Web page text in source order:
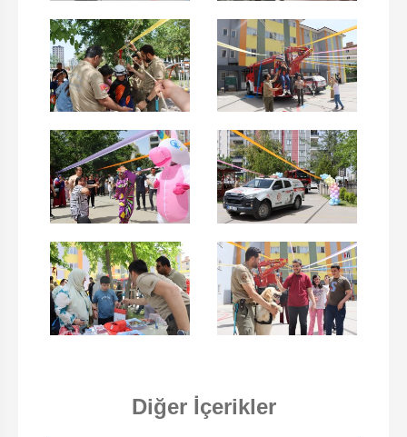
Diğer İçerikler